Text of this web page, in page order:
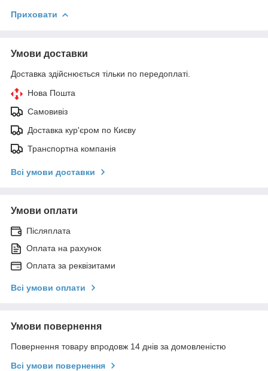
Приховати
Умови доставки
Доставка здійснюється тільки по передоплаті.
Нова Пошта
Самовивіз
Доставка кур'єром по Києву
Транспортна компанія
Всі умови доставки
Умови оплати
Післяплата
Оплата на рахунок
Оплата за реквізитами
Всі умови оплати
Умови повернення
Повернення товару впродовж 14 днів за домовленістю
Всі умови повернення